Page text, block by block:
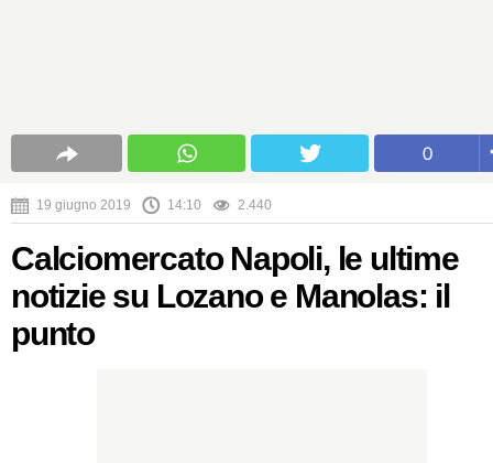
0
19 giugno 2019 14:10 2.440
Calciomercato Napoli, le ultime
notizie su Lozano e Manolas: il
punto